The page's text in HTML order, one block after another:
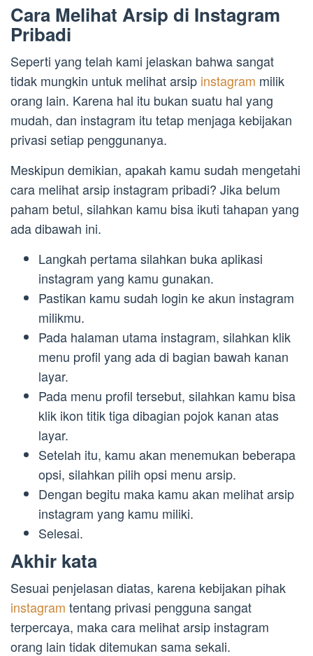
Cara Melihat Arsip di Instagram
Pribadi
Seperti yang telah kami jelaskan bahwa sangat
tidak mungkin untuk melihat arsip instagram milik
orang lain. Karena hal itu bukan suatu hal yang
mudah, dan instagram itu tetap menjaga kebijakan
privasi setiap penggunanya.
Meskipun demikian, apakah kamu sudah mengetahi
cara melihat arsip instagram pribadi? Jika belum
paham betul, silahkan kamu bisa ikuti tahapan yang
ada dibawah ini.
Langkah pertama silahkan buka aplikasi
instagram yang kamu gunakan.
Pastikan kamu sudah login ke akun instagram
milikmu.
Pada halaman utama instagram, silahkan klik
menu profil yang ada di bagian bawah kanan
layar.
Pada menu profil tersebut, silahkan kamu bisa
klik ikon titik tiga dibagian pojok kanan atas
layar.
Setelah itu, kamu akan menemukan beberapa
opsi, silahkan pilih opsi menu arsip.
Dengan begitu maka kamu akan melihat arsip
instagram yang kamu miliki.
Selesai.
Akhir kata
Sesuai penjelasan diatas, karena kebijakan pihak
instagram tentang privasi pengguna sangat
terpercaya, maka cara melihat arsip instagram
orang lain tidak ditemukan sama sekali.